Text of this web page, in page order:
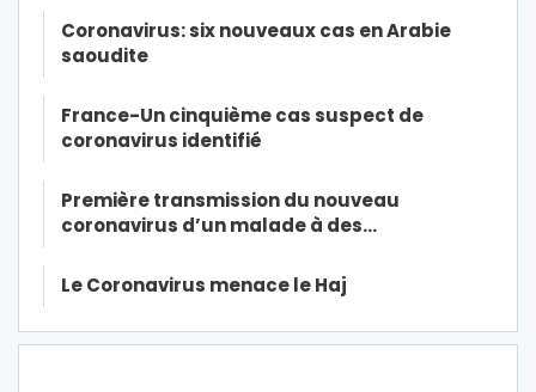
Coronavirus: six nouveaux cas en Arabie
saoudite
France-Un cinquième cas suspect de
coronavirus identifié
Première transmission du nouveau
coronavirus d’un malade à des…
Le Coronavirus menace le Haj